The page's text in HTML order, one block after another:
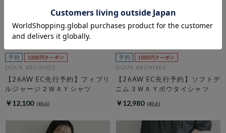
DOUX ARCHIVES
【26AW EC先行予約】フィブリ
ルジャージ２ＷＡＹシャツ
￥12,100
DOUX ARCHIVES
【26AW EC先行予約】ソフトデ
ニム３ＷＡＹボウタイシャツ
￥12,980